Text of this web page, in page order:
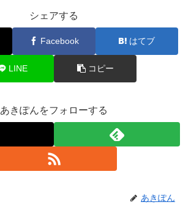
シェアする
Facebook はてブ
LINE コピー
あきぽんをフォローする
あきぽん